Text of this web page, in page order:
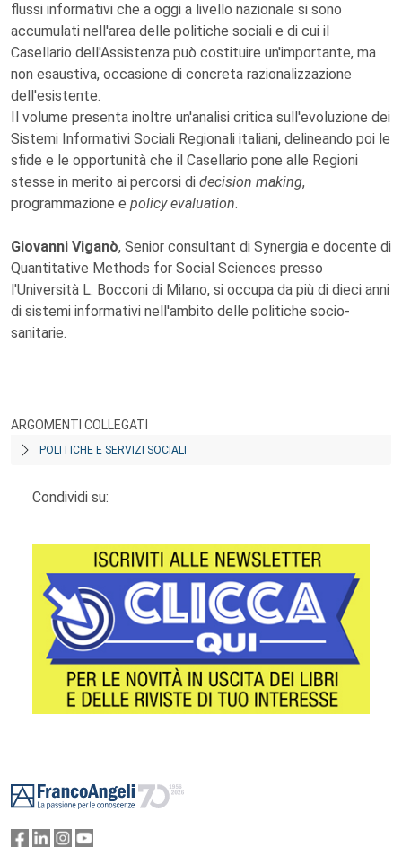
flussi informativi che a oggi a livello nazionale si sono
accumulati nell'area delle politiche sociali e di cui il
Casellario dell'Assistenza può costituire un'importante, ma
non esaustiva, occasione di concreta razionalizzazione
dell'esistente.
Il volume presenta inoltre un'analisi critica sull'evoluzione dei
Sistemi Informativi Sociali Regionali italiani, delineando poi le
sfide e le opportunità che il Casellario pone alle Regioni
stesse in merito ai percorsi di decision making,
programmazione e policy evaluation.
Giovanni Viganò, Senior consultant di Synergia e docente di
Quantitative Methods for Social Sciences presso
l'Università L. Bocconi di Milano, si occupa da più di dieci anni
di sistemi informativi nell'ambito delle politiche socio-
sanitarie.
ARGOMENTI COLLEGATI
POLITICHE E SERVIZI SOCIALI
Condividi su: